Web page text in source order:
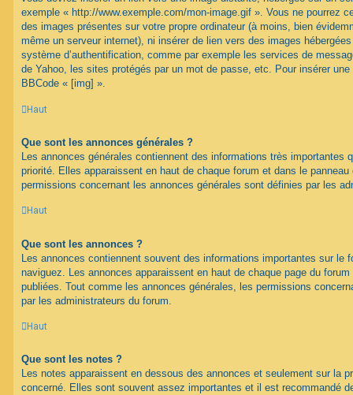
exemple « http://www.exemple.com/mon-image.gif ». Vous ne pourrez
des images présentes sur votre propre ordinateur (à moins, bien
même un serveur internet), ni insérer de lien vers des images
système d’authentification, comme par exemple les services de
de Yahoo, les sites protégés par un mot de passe, etc. Pour insérer
BBCode « [img] ».
Haut
Que sont les annonces générales ?
Les annonces générales contiennent des informations très importantes
priorité. Elles apparaissent en haut de chaque forum et dans le panneau
permissions concernant les annonces générales sont définies par les
Haut
Que sont les annonces ?
Les annonces contiennent souvent des informations importantes sur le
naviguez. Les annonces apparaissent en haut de chaque page du
publiées. Tout comme les annonces générales, les permissions
par les administrateurs du forum.
Haut
Que sont les notes ?
Les notes apparaissent en dessous des annonces et seulement sur la
concerné. Elles sont souvent assez importantes et il est recommandé